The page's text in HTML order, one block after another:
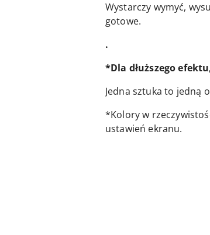
Wystarczy wymyć,
gotowe.
.
*Dla dłuższego
Jedna sztuka to jedną
*Kolory w
ustawień ekranu.